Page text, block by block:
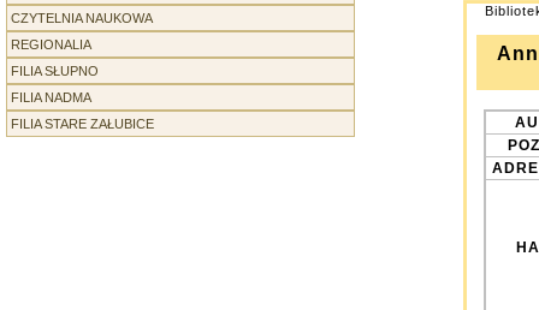
CZYTELNIA NAUKOWA
REGIONALIA
-----------------
FILIA SŁUPNO
FILIA NADMA
FILIA STARE ZAŁUBICE